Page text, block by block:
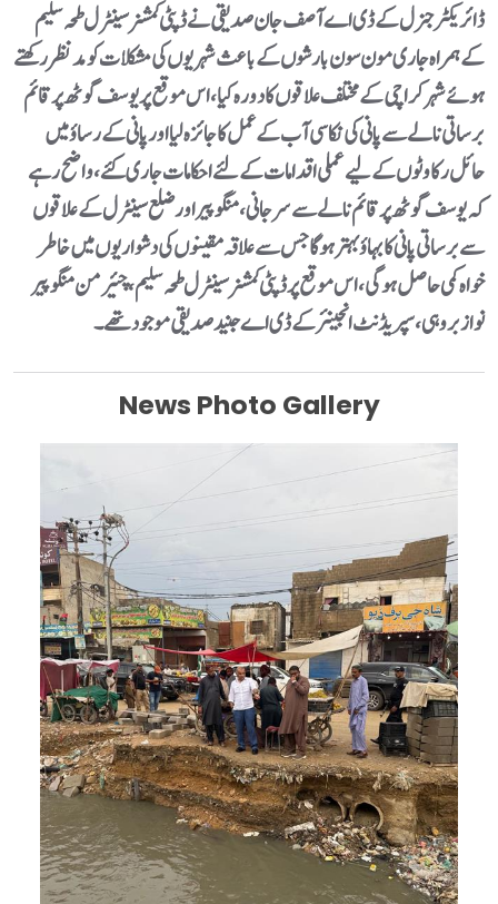
ڈائریکٹر جنرل کے ڈی اے آصف جان صدیقی نے ڈپٹی کمشنر سینٹرل طحہ سلیم
کے ہمراہ جاری مون سون بارشوں کے باعث شہریوں کی مشکلات کو مدنظر رکھتے
ہوئے شہر کراچی کے مختلف علاقوں کا دورہ کیا، اس موقع پر یوسف گوٹھ پر قائم
برساتی نالے سے پانی کی نکاسی آب کے عمل کا جائزہ لیا اور پانی کے رساؤ میں
حائل رکاوٹوں کے لیے عملی اقدامات کے لئے احکامات جاری کئے، واضح رہے
کہ یوسف گوٹھ پر قائم نالے سے سرجانی، منگو پیر اور ضلع سینٹرل کے علاقوں
سے برساتی پانی کا بہاؤ بہتر ہوگا جس سے علاقہ مقینوں کی دشواریوں میں خاطر
خواہ کمی حاصل ہوگی، اس موقع پر ڈپٹی کمشنر سینٹرل طحہ سلیم، چئیرمن منگو پیر
نواز بروہی، سپریڈنٹ انجینئر کے ڈی اے جنید صدیقی موجود تھے۔
News Photo Gallery